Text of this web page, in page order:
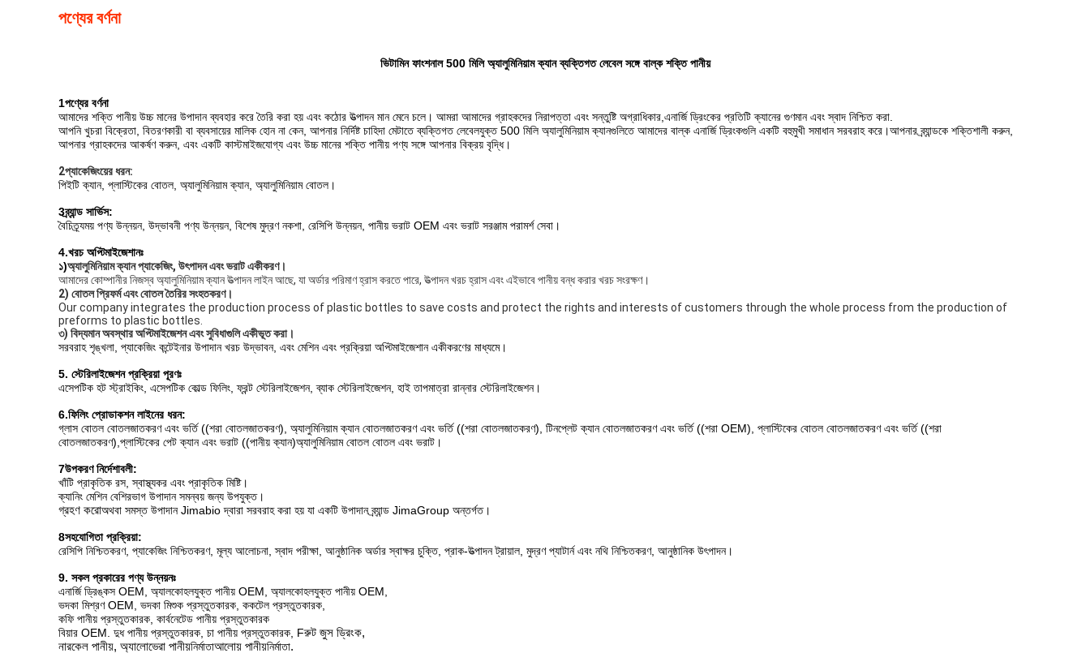
পণ্যের বর্ণনা
ভিটামিন ফাংশনাল 500 মিলি অ্যালুমিনিয়াম ক্যান ব্যক্তিগত লেবেল সঙ্গে বাল্ক শক্তি পানীয়
1পণ্যের বর্ণনা
আমাদের শক্তি পানীয় উচ্চ মানের উপাদান ব্যবহার করে তৈরি করা হয় এবং কঠোর উত্পাদন মান মেনে চলে। আমরা আমাদের গ্রাহকদের নিরাপত্তা এবং সন্তুষ্টি অগ্রাধিকার,এনার্জি ড্রিংকের প্রতিটি ক্যানের গুণমান এবং স্বাদ নিশ্চিত করা.
আপনি খুচরা বিক্রেতা, বিতরণকারী বা ব্যবসায়ের মালিক হোন না কেন, আপনার নির্দিষ্ট চাহিদা মেটাতে ব্যক্তিগত লেবেলযুক্ত 500 মিলি অ্যালুমিনিয়াম ক্যানগুলিতে আমাদের বাল্ক এনার্জি ড্রিংকগুলি একটি বহুমুখী সমাধান সরবরাহ করে।আপনার ব্র্যান্ডকে শক্তিশালী করুন,
আপনার গ্রাহকদের আকর্ষণ করুন, এবং একটি কাস্টমাইজযোগ্য এবং উচ্চ মানের শক্তি পানীয় পণ্য সঙ্গে আপনার বিক্রয় বৃদ্ধি।
2প্যাকেজিংয়ের ধরন:
পিইটি ক্যান, প্লাস্টিকের বোতল, অ্যালুমিনিয়াম ক্যান, অ্যালুমিনিয়াম বোতল।
3ব্র্যান্ড সার্ভিস:
বৈচিত্র্যময় পণ্য উন্নয়ন, উদ্ভাবনী পণ্য উন্নয়ন, বিশেষ মুদ্রণ নকশা, রেসিপি উন্নয়ন, পানীয় ভরাট OEM এবং ভরাট সরঞ্জাম পরামর্শ সেবা।
4.খরচ অপ্টিমাইজেশানঃ
১)অ্যালুমিনিয়াম ক্যান প্যাকেজিং, উৎপাদন এবং ভরাট একীকরণ।
আমাদের কোম্পানীর নিজস্ব অ্যালুমিনিয়াম ক্যান উত্পাদন লাইন আছে, যা অর্ডার পরিমাণ হ্রাস করতে পারে, উত্পাদন খরচ হ্রাস এবং এইভাবে পানীয় বন্ধ করার খরচ সংরক্ষণ।
2) বোতল প্রিফর্ম এবং বোতল তৈরির সংহতকরণ।
Our company integrates the production process of plastic bottles to save costs and protect the rights and interests of customers through the whole process from the production of
preforms to plastic bottles.
৩) বিদ্যমান অবস্থার অপ্টিমাইজেশন এবং সুবিধাগুলি একীভূত করা।
সরবরাহ শৃঙ্খলা, প্যাকেজিং কন্টেইনার উপাদান খরচ উদ্ভাবন, এবং মেশিন এবং প্রক্রিয়া অপ্টিমাইজেশান একীকরণের মাধ্যমে।
5. স্টেরিলাইজেশন প্রক্রিয়া পূরণঃ
এসেপটিক হট স্ট্রাইকিং, এসেপটিক কোল্ড ফিলিং, ফ্রন্ট স্টেরিলাইজেশন, ব্যাক স্টেরিলাইজেশন, হাই তাপমাত্রা রান্নার স্টেরিলাইজেশন।
6.ফিলিং প্রোডাকশন লাইনের ধরন:
গ্লাস বোতল বোতলজাতকরণ এবং ভর্তি ((শরা বোতলজাতকরণ), অ্যালুমিনিয়াম ক্যান বোতলজাতকরণ এবং ভর্তি ((শরা বোতলজাতকরণ), টিনপ্লেট ক্যান বোতলজাতকরণ এবং ভর্তি ((শরা OEM), প্লাস্টিকের বোতল বোতলজাতকরণ এবং ভর্তি ((শরা
বোতলজাতকরণ),প্লাস্টিকের পেট ক্যান এবং ভরাট ((পানীয় ক্যান)অ্যালুমিনিয়াম বোতল বোতল এবং ভরাট।
7উপকরণ নির্দেশাবলী:
খাঁটি প্রাকৃতিক রস, স্বাস্থ্যকর এবং প্রাকৃতিক মিষ্টি।
ক্যানিং মেশিন বেশিরভাগ উপাদান সমন্বয় জন্য উপযুক্ত।
গ্রহণ করোঅথবা সমস্ত উপাদান Jimabio দ্বারা সরবরাহ করা হয় যা একটি উপাদান ব্র্যান্ড JimaGroup অন্তর্গত।
8সহযোগিতা প্রক্রিয়া:
রেসিপি নিশ্চিতকরণ, প্যাকেজিং নিশ্চিতকরণ, মূল্য আলোচনা, স্বাদ পরীক্ষা, আনুষ্ঠানিক অর্ডার স্বাক্ষর চুক্তি, প্রাক-উত্পাদন ট্রায়াল, মুদ্রণ প্যাটার্ন এবং নথি নিশ্চিতকরণ, আনুষ্ঠানিক উৎপাদন।
9. সকল প্রকারের পণ্য উন্নয়নঃ
এনার্জি ড্রিঙ্কস OEM, অ্যালকোহলযুক্ত পানীয় OEM, অ্যালকোহলযুক্ত পানীয় OEM,
ভদকা মিশ্রণ OEM, ভদকা মিশুক প্রস্তুতকারক, ককটেল প্রস্তুতকারক,
কফি পানীয় প্রস্তুতকারক, কার্বনেটেড পানীয় প্রস্তুতকারক
বিয়ার OEM. দুধ পানীয় প্রস্তুতকারক, চা পানীয় প্রস্তুতকারক, Fরুট জুস ড্রিংক,
নারকেল পানীয়, অ্যালোভেরা পানীয়নির্মাতাআলোয় পানীয়নির্মাতা.